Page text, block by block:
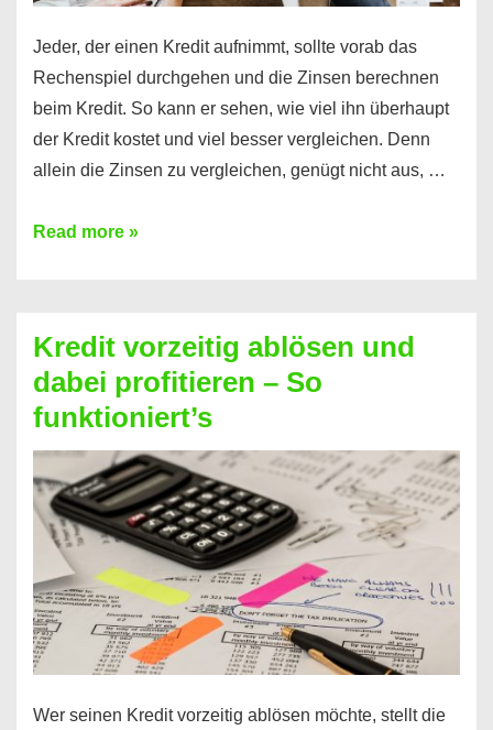
Jeder, der einen Kredit aufnimmt, sollte vorab das
Rechenspiel durchgehen und die Zinsen berechnen
beim Kredit. So kann er sehen, wie viel ihn überhaupt
der Kredit kostet und viel besser vergleichen. Denn
allein die Zinsen zu vergleichen, genügt nicht aus, …
Ganz
Kredit
berechnen
–
Mit
diesen
Regeln!
Read more »
Kredit vorzeitig ablösen und
dabei profitieren – So
funktioniert’s
Wer seinen Kredit vorzeitig ablösen möchte, stellt die